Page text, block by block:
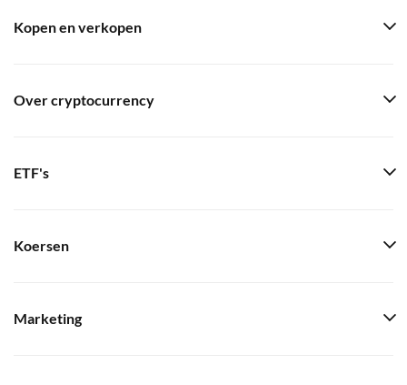
Kopen en verkopen
Over cryptocurrency
ETF's
Koersen
Marketing